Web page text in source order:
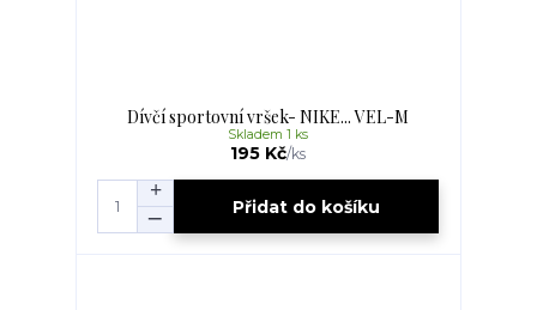
Dívčí sportovní vršek- NIKE... VEL-M
195 Kč/ks
Skladem 1 ks
Přidat do košíku